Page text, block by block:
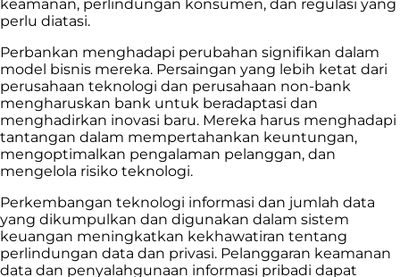
keamanan, perlindungan konsumen, dan regulasi yang
perlu diatasi.
Perbankan menghadapi perubahan signifikan dalam
model bisnis mereka. Persaingan yang lebih ketat dari
perusahaan teknologi dan perusahaan non-bank
mengharuskan bank untuk beradaptasi dan
menghadirkan inovasi baru. Mereka harus menghadapi
tantangan dalam mempertahankan keuntungan,
mengoptimalkan pengalaman pelanggan, dan
mengelola risiko teknologi.
Perkembangan teknologi informasi dan jumlah data
yang dikumpulkan dan digunakan dalam sistem
keuangan meningkatkan kekhawatiran tentang
perlindungan data dan privasi. Pelanggaran keamanan
data dan penyalahgunaan informasi pribadi dapat